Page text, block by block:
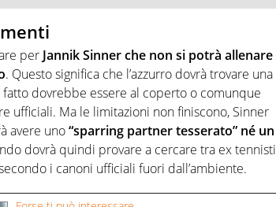
per Jannik Sinner che non si potrà allenare
. Questo significa che l’azzurro dovrà trovare una
dovrebbe essere al coperto o comunque
ufficiali. Ma le limitazioni non finiscono, Sinner
avere uno“sparring partner tesserato” né un
dovrà quindi provare a cercare tra ex tennisti
i canoni ufficiali fuori dall’ambiente.